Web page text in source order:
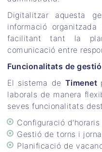
Digitalitzar aquesta
informació
facilitant tant la
comunicació entre
Funcionalitats de
El sistema de Timenet
laborals de manera
seves funcionalitats
Configuració
Gestió de torns i
Planificació de